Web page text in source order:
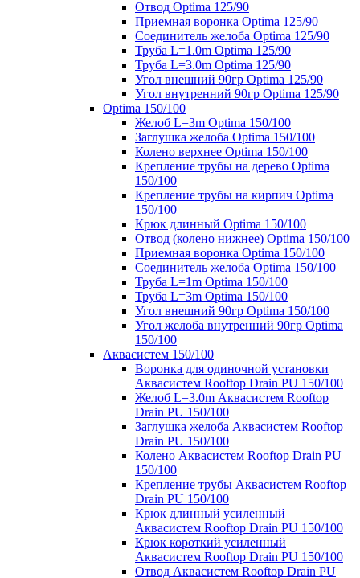
Отвод Optima 125/90
Приемная воронка Optima 125/90
Соединитель желоба Optima 125/90
Труба L=1.0m Optima 125/90
Труба L=3.0m Optima 125/90
Угол внешний 90гр Optima 125/90
Угол внутренний 90гр Optima 125/90
Optima 150/100
Желоб L=3m Optima 150/100
Заглушка желоба Optima 150/100
Колено верхнее Optima 150/100
Крепление трубы на дерево Optima
150/100
Крепление трубы на кирпич Optima
150/100
Крюк длинный Optima 150/100
Отвод (колено нижнее) Optima 150/100
Приемная воронка Optima 150/100
Соединитель желоба Optima 150/100
Труба L=1m Optima 150/100
Труба L=3m Optima 150/100
Угол внешний 90гр Optima 150/100
Угол желоба внутренний 90гр Optima
150/100
Аквасистем 150/100
Воронка для одиночной установки
Аквасистем Rooftop Drain PU 150/100
Желоб L=3.0m Аквасистем Rooftop
Drain PU 150/100
Заглушка желоба Аквасистем Rooftop
Drain PU 150/100
Колено Аквасистем Rooftop Drain PU
150/100
Крепление трубы Аквасистем Rooftop
Drain PU 150/100
Крюк длинный усиленный
Аквасистем Rooftop Drain PU 150/100
Крюк короткий усиленный
Аквасистем Rooftop Drain PU 150/100
Отвод Аквасистем Rooftop Drain PU